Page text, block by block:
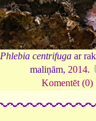
Phlebia centrifuga ar
maliņām, 2014.
Komentēt (0)